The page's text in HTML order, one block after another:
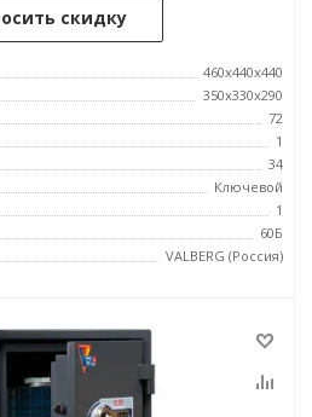
скидку
460x440x440
350х330х290
72
1
34
Ключевой
1
60Б
VALBERG (Россия)